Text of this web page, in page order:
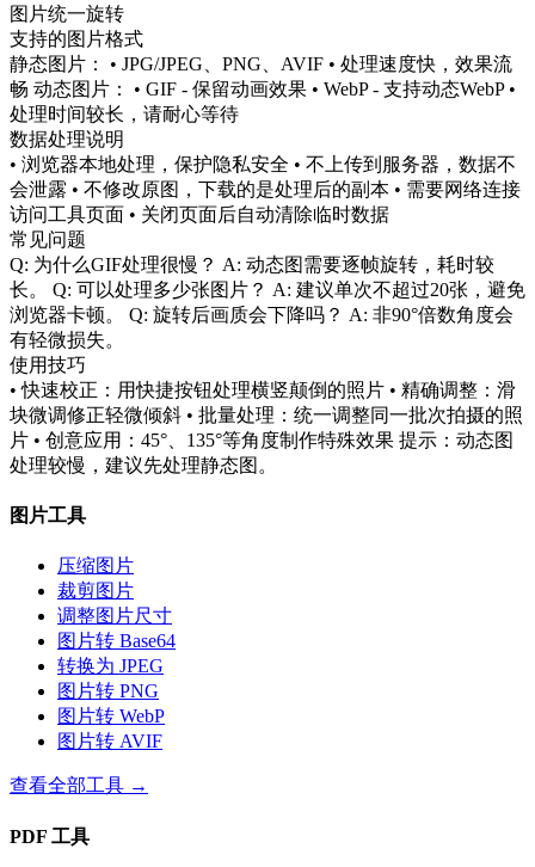
图片统一旋转
支持的图片格式
静态图片： • JPG/JPEG、PNG、AVIF • 处理速度快，效果流
畅 动态图片： • GIF - 保留动画效果 • WebP - 支持动态WebP •
处理时间较长，请耐心等待
数据处理说明
• 浏览器本地处理，保护隐私安全 • 不上传到服务器，数据不
会泄露 • 不修改原图，下载的是处理后的副本 • 需要网络连接
访问工具页面 • 关闭页面后自动清除临时数据
常见问题
Q: 为什么GIF处理很慢？ A: 动态图需要逐帧旋转，耗时较
长。 Q: 可以处理多少张图片？ A: 建议单次不超过20张，避免
浏览器卡顿。 Q: 旋转后画质会下降吗？ A: 非90°倍数角度会
有轻微损失。
使用技巧
• 快速校正：用快捷按钮处理横竖颠倒的照片 • 精确调整：滑
块微调修正轻微倾斜 • 批量处理：统一调整同一批次拍摄的照
片 • 创意应用：45°、135°等角度制作特殊效果 提示：动态图
处理较慢，建议先处理静态图。
图片工具
压缩图片
裁剪图片
调整图片尺寸
图片转 Base64
转换为 JPEG
图片转 PNG
图片转 WebP
图片转 AVIF
查看全部工具 →
PDF 工具